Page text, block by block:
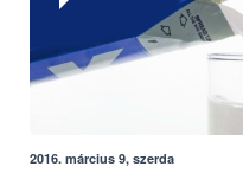
2016. március 9, szerda